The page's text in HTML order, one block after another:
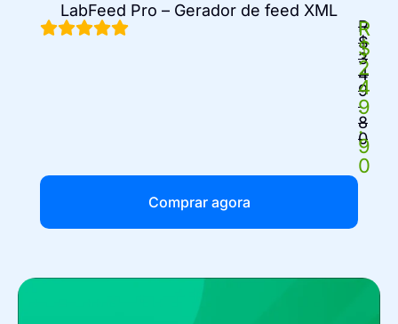
LabFeed Pro – Gerador de feed XML
R
$
3
4
9
.
8
0
R
$
2
4
9
.
9
0
Comprar agora